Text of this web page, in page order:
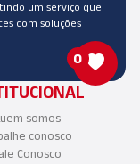
um serviço que
com soluções
somos
conosco
Conosco
0